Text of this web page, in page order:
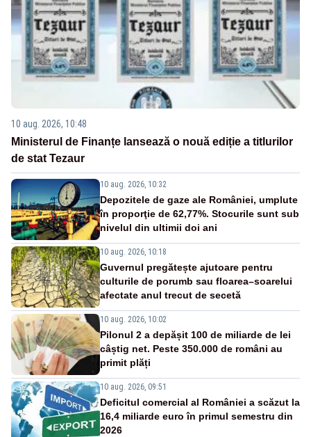
10 aug. 2026, 10:48
Ministerul de Finanțe lansează o nouă ediție a titlurilor
de stat Tezaur
10 aug. 2026, 10:32
Depozitele de gaze ale României, umplute
în proporţie de 62,77%. Stocurile sunt sub
nivelul din ultimii doi ani
10 aug. 2026, 10:18
Guvernul pregătește ajutoare pentru
culturile de porumb sau floarea–soarelui
afectate anul trecut de secetă
10 aug. 2026, 10:02
Pilonul 2 a depășit 100 de miliarde de lei
câștig net. Peste 350.000 de români au
primit plăți
10 aug. 2026, 09:51
Deficitul comercial al României a scăzut la
16,4 miliarde euro în primul semestru din
2026